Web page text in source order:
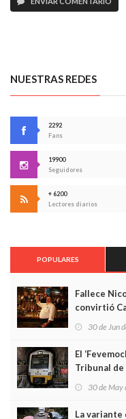
NUESTRAS REDES
2292
Fans
19900
Seguidores
+ 6200
Lectores diarios
POPULARES
Fallece
convirtió
Asturias en
30 de Jun
El
Tribunal
sobrecoste
30 de May
La